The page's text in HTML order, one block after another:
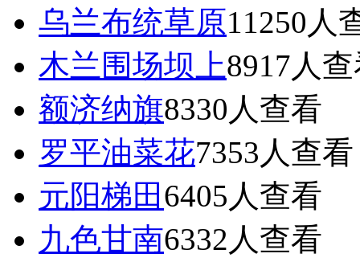
乌兰布统草原11250 人
木兰围场坝上8917人
额济纳旗8330 人查看
罗平油菜花7353 人查看
元阳梯田 6405 人查看
九色甘南6332 人查看